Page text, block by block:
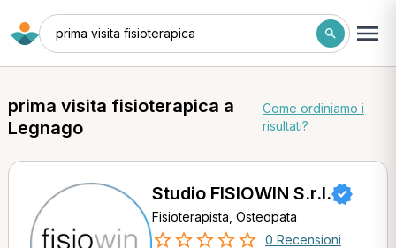
prima visita fisioterapica
prima visita fisioterapica a
Legnago
Come ordiniamo i
risultati?
Studio FISIOWIN S.r.l.
Fisioterapista, Osteopata
0 Recensioni